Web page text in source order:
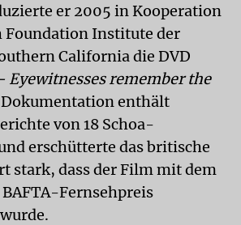
er 2005 in Kooperation
Foundation Institute der
California die DVD
Eyewitnesses remember the
Dokumentation enthält
von 18 Schoa-
erschütterte das britische
stark, dass der Film mit dem
Fernsehpreis